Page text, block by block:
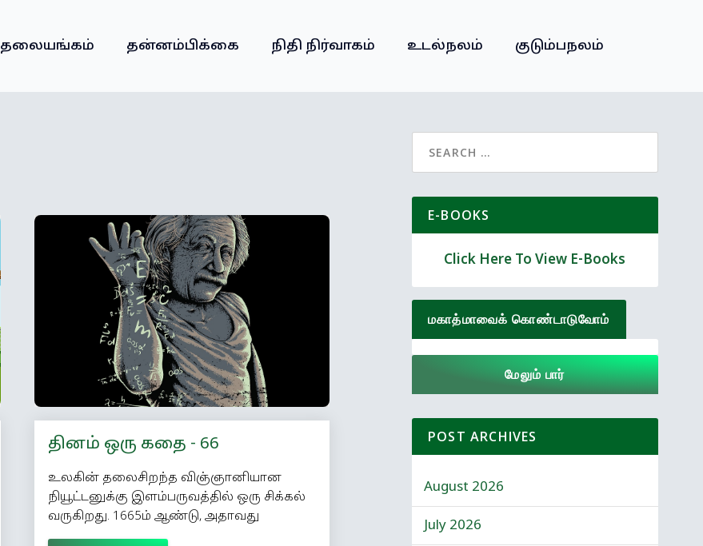
தலையங்கம் தன்னம்பிக்கை நிதி நிர்வாகம் உடல்நலம் குடும்பநலம்
தினம் ஒரு கதை - 66
உலகின் தலைசிறந்த விஞ்ஞானியான
நியூட்டனுக்கு இளம்பருவத்தில் ஒரு சிக்கல்
வருகிறது. 1665ம் ஆண்டு, அதாவது
அவருக்கு 22 வயதாக இருக்கும்போது
E-BOOKS
Click Here To View E-Books
மகாத்மாவைக் கொண்டாடுவோம்
மேலும் பார்
POST ARCHIVES
August 2026
July 2026